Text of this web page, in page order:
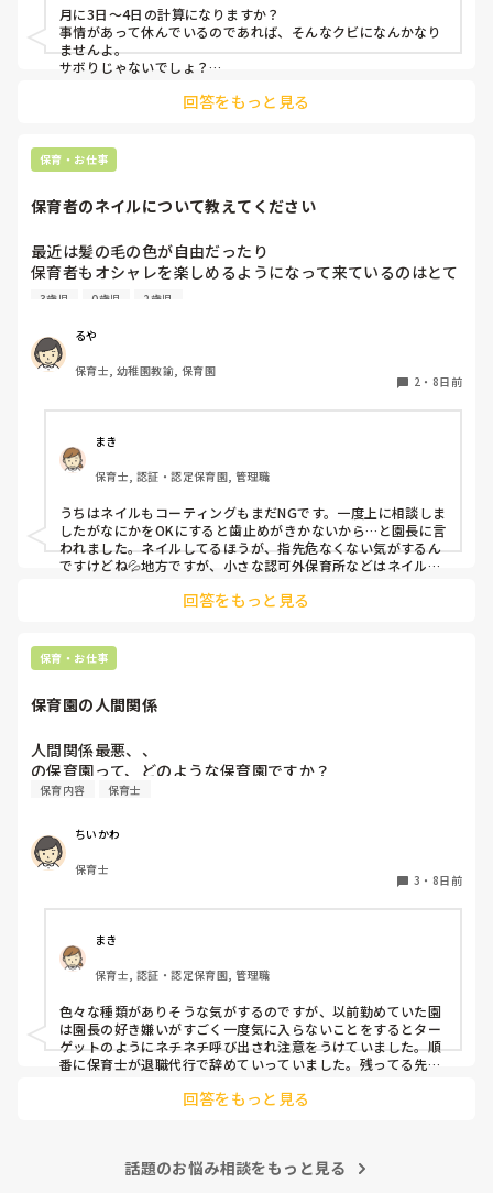
月に3日〜4日の計算になりますか？
事情があって休んでいるのであれば、そんなクビになんかなり
ませんよ。
サボりじゃないでしょ？
同じクラスの先生が、もしも今後、いい気がしないと言葉にし
いいと思います。
からの振る舞いだと思いますよ。
も大事かと。
憶測で考えて妄想を広げないことです。
デマがいつのまにか事実のようになってしまうのは、人間の思
回答をもっと見る
保育・お仕事
保育者のネイルについて教えてください
最近は髪の毛の色が自由だったり
保育者もオシャレを楽しめるようになって来ているのはとて
も良いことだと思っているのですが、
今の園では一応まだNGにはなっているのですが、
爪が弱いからコーティングしていないと割れちゃう、とか
色々理由がありつつ地味目のネイルを暗黙の了解でしている
最近はプールがあったりと素足になることが多いのですが、
足は煌びやかなネイルになっています。笑
そもそもどうしてネイルがNGだったんだっけ？とだんだん
わからなくなって来ました笑
他の園ではどのような感じなのか教えていただけたら嬉しい
です。
3歳児 0歳児 2歳児
るや
保育士, 幼稚園教諭, 保育園
2 ・ 8日前
まき
保育士, 認証・認定保育園, 管理職
うちはネイルもコーティングもまだNGです。一度上に相談しま
したがなにかをOKにすると歯止めがきかないから…と園長に言
われました。ネイルしてるほうが、指先危なくない気がするん
ですけどね💦地方ですが、小さな認可外保育所などはネイル
回答をもっと見る
保育・お仕事
保育園の人間関係
人間関係最悪、、
の保育園って、どのような保育園ですか？
保育内容 保育士
ちいかわ
保育士
3 ・ 8日前
まき
保育士, 認証・認定保育園, 管理職
色々な種類がありそうな気がするのですが、以前勤めていた園
は園長の好き嫌いがすごく一度気に入らないことをするとター
ゲットのようにネチネチ呼び出され注意をうけていました。順
番に保育士が退職代行で辞めていっていました。残ってる先生
由にできずで、やめたいけど子どもたちのことを思うとやめれ
回答をもっと見る
話題のお悩み相談をもっと見る